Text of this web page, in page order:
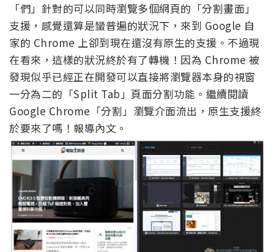
「們」針對的可以同時瀏覽多個網頁的「分割畫面」
支援，感覺還算是蠻普遍的狀況下，來到 Google 自
家的 Chrome 上卻到現在還沒有原生的支援。不過現
在看來，這樣的狀況終於有了轉機！因為 Chrome 被
發現似乎已經正在開發可以直接將瀏覽器本身的視窗
一分為二的「Split Tab」頁面分割功能。繼續閱讀
Google Chrome「分割」瀏覽介面流出，原生支援終
於要來了嗎！報導內文。